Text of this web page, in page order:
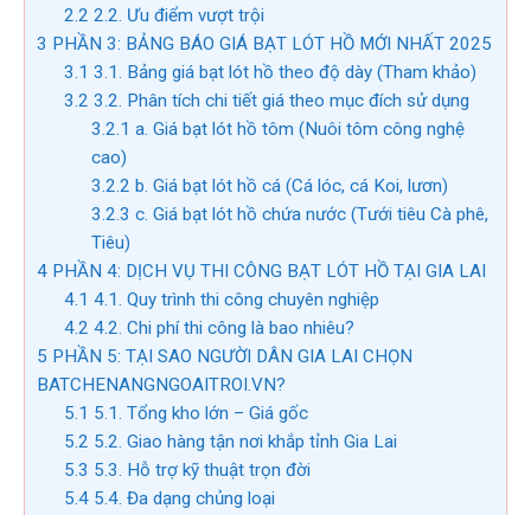
2.2 2.2. Ưu điểm vượt trội
3 PHẦN 3: BẢNG BÁO GIÁ BẠT LÓT HỒ MỚI NHẤT 2025
3.1 3.1. Bảng giá bạt lót hồ theo độ dày (Tham khảo)
3.2 3.2. Phân tích chi tiết giá theo mục đích sử dụng
3.2.1 a. Giá bạt lót hồ tôm (Nuôi tôm công nghệ
cao)
3.2.2 b. Giá bạt lót hồ cá (Cá lóc, cá Koi, lươn)
3.2.3 c. Giá bạt lót hồ chứa nước (Tưới tiêu Cà phê,
Tiêu)
4 PHẦN 4: DỊCH VỤ THI CÔNG BẠT LÓT HỒ TẠI GIA LAI
4.1 4.1. Quy trình thi công chuyên nghiệp
4.2 4.2. Chi phí thi công là bao nhiêu?
5 PHẦN 5: TẠI SAO NGƯỜI DÂN GIA LAI CHỌN
BATCHENANGNGOAITROI.VN?
5.1 5.1. Tổng kho lớn – Giá gốc
5.2 5.2. Giao hàng tận nơi khắp tỉnh Gia Lai
5.3 5.3. Hỗ trợ kỹ thuật trọn đời
5.45.4. Đa dạng chủng loại